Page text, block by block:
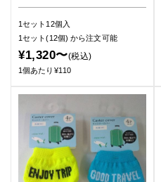
1セット12個入
1セット(12個)から注文可能
¥1,320〜(税込)
1個あたり¥110